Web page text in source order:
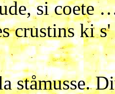
si coete
crustins ki
ståmusse.